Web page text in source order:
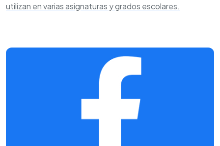
utilizan en varias asignaturas y grados escolares.